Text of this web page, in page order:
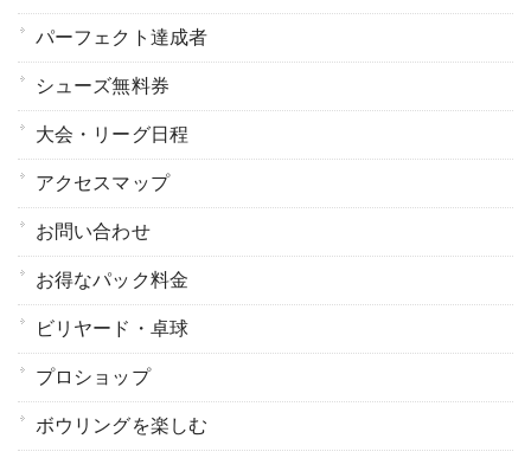
パーフェクト達成者
シューズ無料券
大会・リーグ日程
アクセスマップ
お問い合わせ
お得なパック料金
ビリヤード・卓球
プロショップ
ボウリングを楽しむ